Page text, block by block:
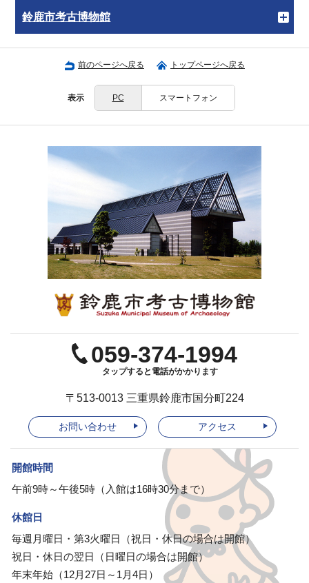
鈴鹿市考古博物館
前のページへ戻る トップページへ戻る
表示 PC スマートフォン
059-374-1994
タップすると電話がかかります
〒513-0013 三重県鈴鹿市国分町224
お問い合わせ アクセス
開館時間
午前9時～午後5時（入館は16時30分まで）
休館日
毎週月曜日・第3火曜日（祝日・休日の場合は開館）
祝日・休日の翌日（日曜日の場合は開館）
年末年始（12月27日～1月4日）